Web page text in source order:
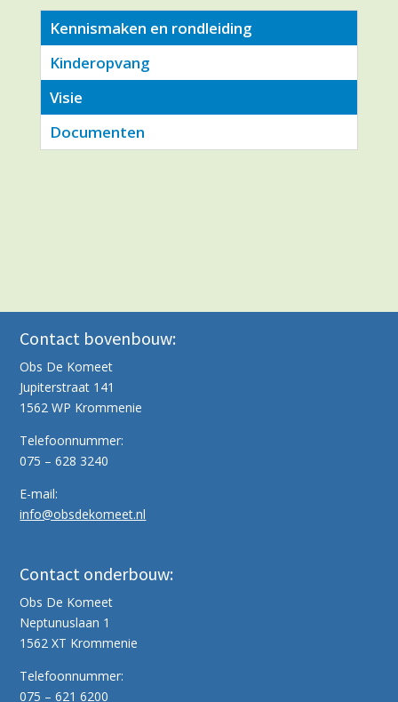
Kennismaken en rondleiding
Kinderopvang
Visie
Documenten
Contact bovenbouw:
Obs De Komeet
Jupiterstraat 141
1562 WP Krommenie
Telefoonnummer:
075 – 628 3240
E-mail:
info@obsdekomeet.nl
Contact onderbouw:
Obs De Komeet
Neptunuslaan 1
1562 XT Krommenie
Telefoonnummer:
075 – 621 6200